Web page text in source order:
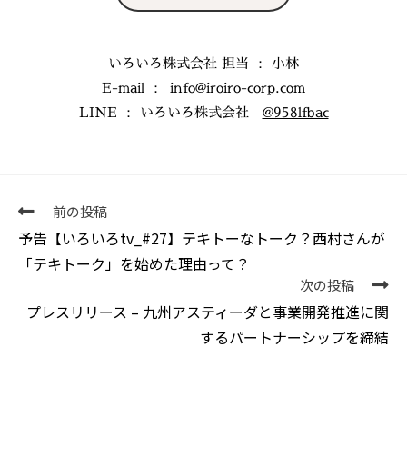
いろいろ株式会社 担当 ： 小林
E-mail ：
info@iroiro-corp.com
LINE ： いろいろ株式会社 @958lfbac
前の投稿
予告【いろいろtv_#27】テキトーなトーク？西村さんが
「テキトーク」を始めた理由って？
次の投稿
プレスリリース – 九州アスティーダと事業開発推進に関
するパートナーシップを締結